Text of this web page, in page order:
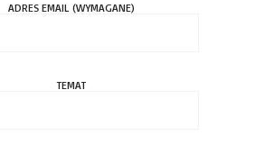
ADRES EMAIL (WYMAGANE)
TEMAT